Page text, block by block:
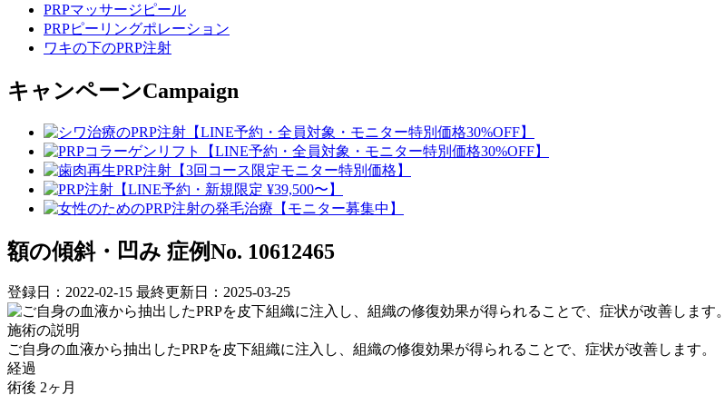
PRPマッサージピール
PRPピーリングポレーション
ワキの下のPRP注射
キャンペーンCampaign
額の傾斜・凹み 症例No. 10612465
登録日：2022-02-15 最終更新日：2025-03-25
施術の説明
ご自身の血液から抽出したPRPを皮下組織に注入し、組織の修復効果が得られることで、症状が改善します。
経過
術後 2ヶ月